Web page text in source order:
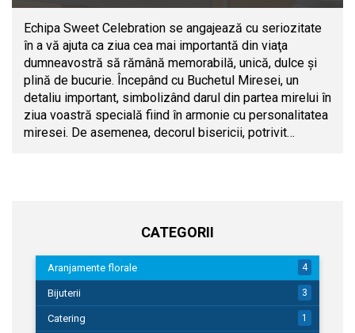
Echipa Sweet Celebration se angajează cu seriozitate
în a vă ajuta ca ziua cea mai importantă din viaţa
dumneavostră să rămână memorabilă, unică, dulce şi
plină de bucurie. Începând cu Buchetul Miresei, un
detaliu important, simbolizând darul din partea mirelui în
ziua voastră specială fiind în armonie cu personalitatea
miresei. De asemenea, decorul bisericii, potrivit…
CATEGORII
Aranjamente florale 4
Bijuterii 3
Catering 1